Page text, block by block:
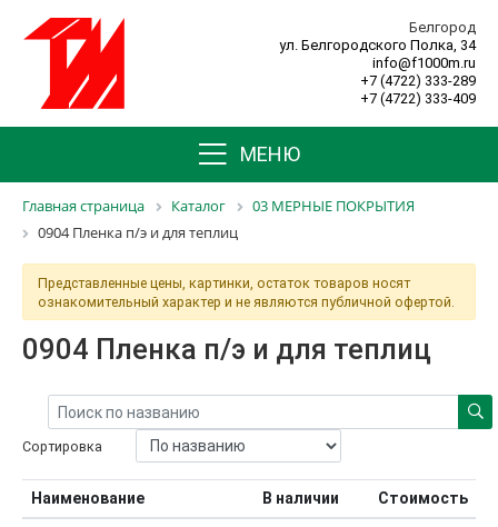
Белгород
ул. Белгородского Полка, 34
info@f1000m.ru
+7 (4722) 333-289
+7 (4722) 333-409
МЕНЮ
Главная страница Каталог
03 МЕРНЫЕ ПОКРЫТИЯ
0904 Пленка п/э и для теплиц
Представленные цены, картинки, остаток товаров носят
ознакомительный характер и не являются публичной офертой.
0904 Пленка п/э и для теплиц
Сортировка
Наименование В наличии Стоимость